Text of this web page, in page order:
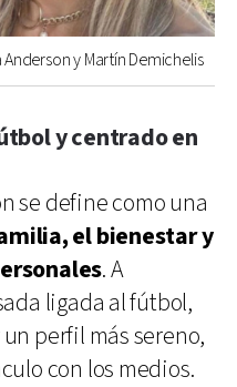
Anderson y Martín Demichelis
y centrado en
se define como una
el bienestar y
. A
ligada al fútbol,
perfil más sereno,
con los medios.